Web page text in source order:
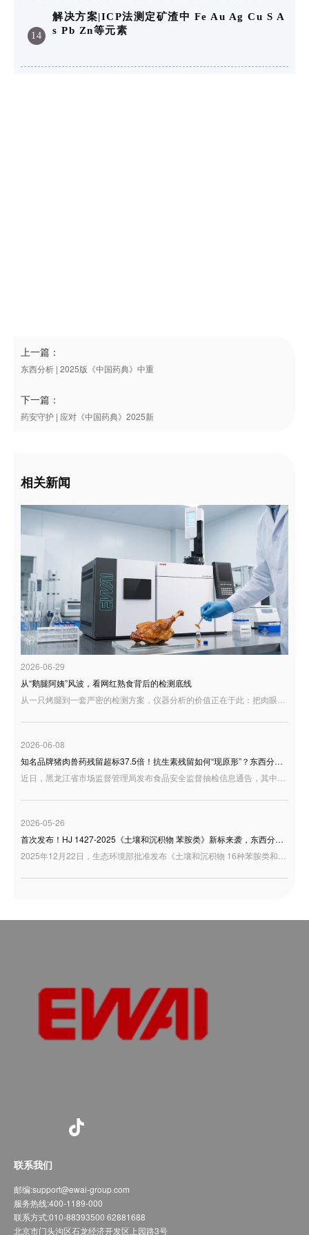
14
解决方案|ICP法测定矿渣中 Fe Au Ag Cu S A
s Pb Zn等元素
上一篇：
东西分析 | 2025版《中国药典》中重
下一篇：
药安守护 | 应对《中国药典》2025新
相关新闻
2026-06-29
从“鹅腿阿姨”风波，看网红熟食背后的检测底线
2026-06-08
知名品牌猪肉兽药残留超标37.5倍！抗生素残留如何“现原形”？东西分析为您支招
2026-05-26
首次发布！HJ 1427-2025《土壤和沉积物 苯胺类》新标来袭，东西分析GC-MS全面护航
联系我们
邮编:support@ewai-group.com
服务热线:400-1189-000
联系方式:010-88393500 62881688
北京市门头沟区石龙经济开发区上园路3号